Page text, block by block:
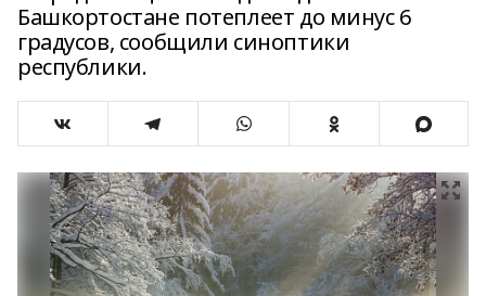
Башкортостане потеплеет до минус 6
градусов, сообщили синоптики
республики.